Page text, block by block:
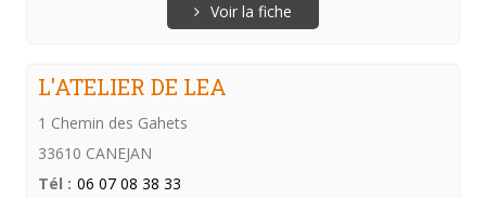
Voir la fiche
L'ATELIER DE LEA
1 Chemin des Gahets
33610 CANEJAN
Tél : 06 07 08 38 33